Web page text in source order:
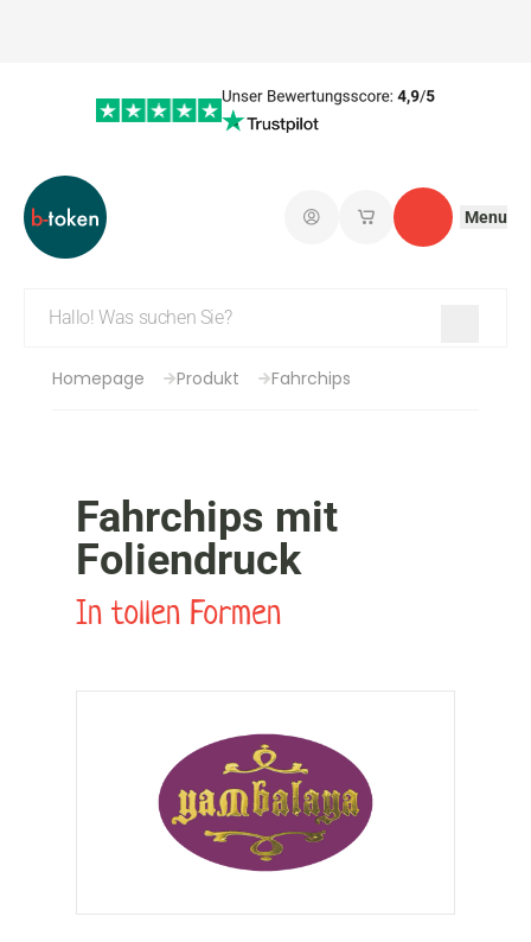
EinloggenMeine Kontakt
Menu
Homepage Produkt Fahrchips
Fahrchips mit
Foliendruck
In tollen Formen